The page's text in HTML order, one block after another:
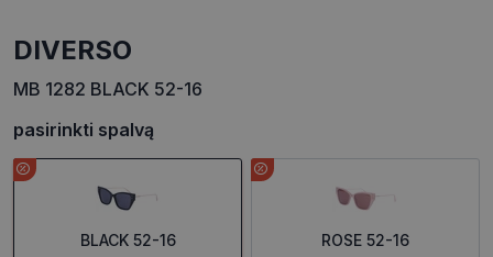
DIVERSO
MB 1282 BLACK 52-16
pasirinkti spalvą
BLACK 52-16 ROSE 52-16